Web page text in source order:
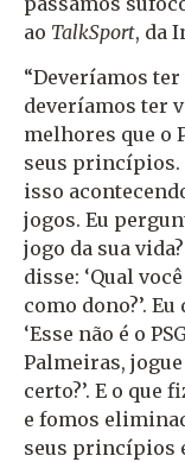
ao TalkSport, da
“Deveríamos
deveríamos ter
melhores que o
seus princípios.
isso
jogos. Eu
jogo da sua
disse: ‘Qual
como dono?’.
‘Esse não é o
Palmeiras, jogue
certo?’. E o que
e fomos
seus princípios